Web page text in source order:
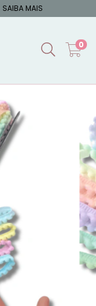
SAIBA MAIS
0